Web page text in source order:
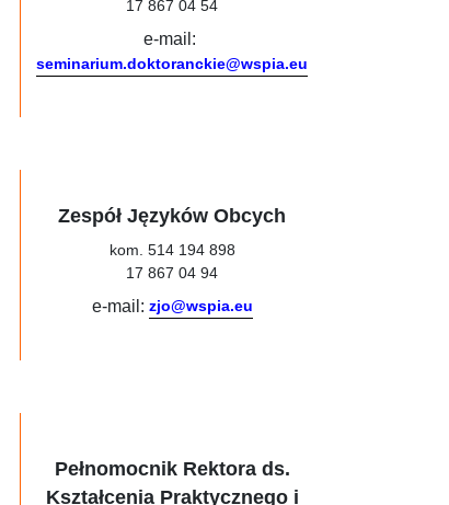
17 867 04 54
e-mail:
seminarium.doktoranckie@wspia.eu
Zespół Języków Obcych
kom. 514 194 898
17 867 04 94
e-mail: zjo@wspia.eu
Pełnomocnik Rektora ds.
Kształcenia Praktycznego i